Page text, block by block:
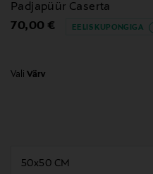
Padjapüür Caserta
Original Price
70,00 € EELIS KUPONGIGA
Vali Värv